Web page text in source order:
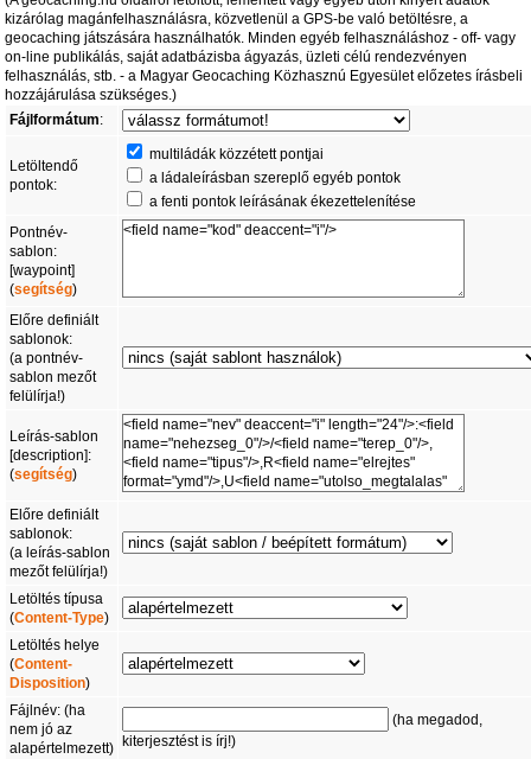
kizárólag magánfelhasználásra, közvetlenül a GPS-be való betöltésre, a
geocaching játszására használhatók. Minden egyéb felhasználáshoz - off- vagy
on-line publikálás, saját adatbázisba ágyazás, üzleti célú rendezvényen
felhasználás, stb. - a Magyar Geocaching Közhasznú Egyesület előzetes írásbeli
hozzájárulása szükséges.)
Fájlformátum:
Letöltendő
pontok:
multiládák közzétett pontjai
a ládaleírásban szereplő egyéb pontok
a fenti pontok leírásának ékezettelenítése
Pontnév-
sablon:
[waypoint]
(segítség)
Előre definiált
sablonok:
(a pontnév-
sablon mezőt
felülírja!)
Leírás-sablon
[description]:
(segítség)
Előre definiált
sablonok:
(a leírás-sablon
mezőt felülírja!)
Letöltés típusa
(Content-Type)
Letöltés helye
(Content-
Disposition)
Fájlnév: (ha
nem jó az
alapértelmezett)
(ha megadod,
kiterjesztést is írj!)